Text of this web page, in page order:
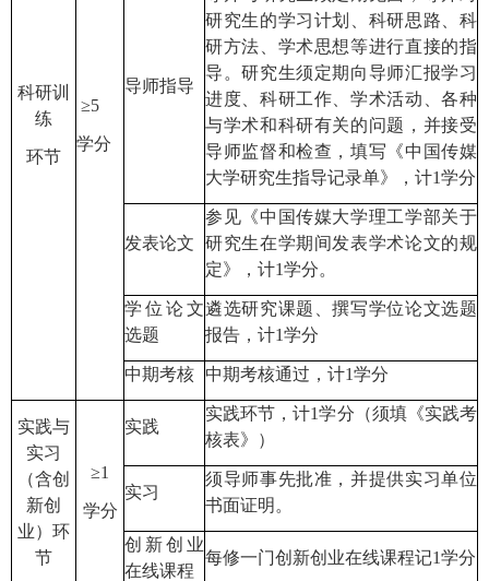
科研训
练
环节
≥5
学分
导师指导
研究生的学习计划、科研思路、科
研方法、学术思想等进行直接的指
导。研究生须定期向导师汇报学习
进度、科研工作、学术活动、各种
与学术和科研有关的问题，并接受
导师监督和检查，填写《中国传媒
大学研究生指导记录单》，计1学分
发表论文
参见《中国传媒大学理工学部关于
研究生在学期间发表学术论文的规
定》，计1学分。
学位论文
选题
遴选研究课题、撰写学位论文选题
报告，计1学分
中期考核 中期考核通过，计1学分
实践与
实习
（含创
新创
业）环
节
≥1
学分
实践
实践环节，计1学分（须填《实践考
核表》）
实习
须导师事先批准，并提供实习单位
书面证明。
创新创业
在线课程
每修一门创新创业在线课程记1学分